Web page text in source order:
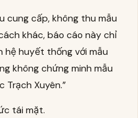
cung cấp, không thu mẫu
khác, báo cáo này chỉ
hệ huyết thống với mẫu
không chứng minh mẫu
Xuyên.”
tái mặt.